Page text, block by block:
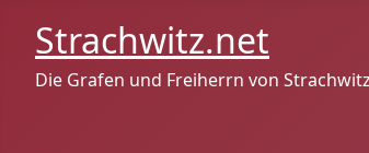
Strachwitz.net
Die Grafen und Freiherrn von Strachwitz